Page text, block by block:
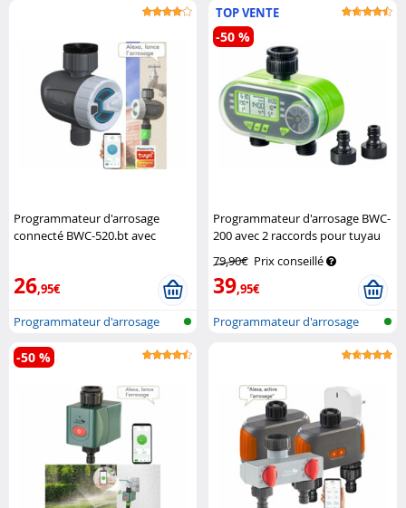
Programmateur d'arrosage
connecté BWC-520.bt avec
26,95€
Programmateur d'arrosage
bluetooth
TOP VENTE
Programmateur d'arrosage BWC-
200 avec 2 raccords pour tuyau
79,90€ Prix conseillé
39,95€
-50 %
Programmateur d'arrosage
-50 %